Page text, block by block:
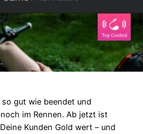
gut wie beendet und
im Rennen. Ab jetzt ist
Kunden Gold wert – und